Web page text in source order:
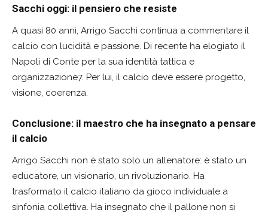
Sacchi oggi: il pensiero che resiste
A quasi 80 anni, Arrigo Sacchi continua a commentare il
calcio con lucidità e passione. Di recente ha elogiato il
Napoli di Conte per la sua identità tattica e
organizzazione7. Per lui, il calcio deve essere progetto,
visione, coerenza.
Conclusione: il maestro che ha insegnato a pensare
il calcio
Arrigo Sacchi non è stato solo un allenatore: è stato un
educatore, un visionario, un rivoluzionario. Ha
trasformato il calcio italiano da gioco individuale a
sinfonia collettiva. Ha insegnato che il pallone non si